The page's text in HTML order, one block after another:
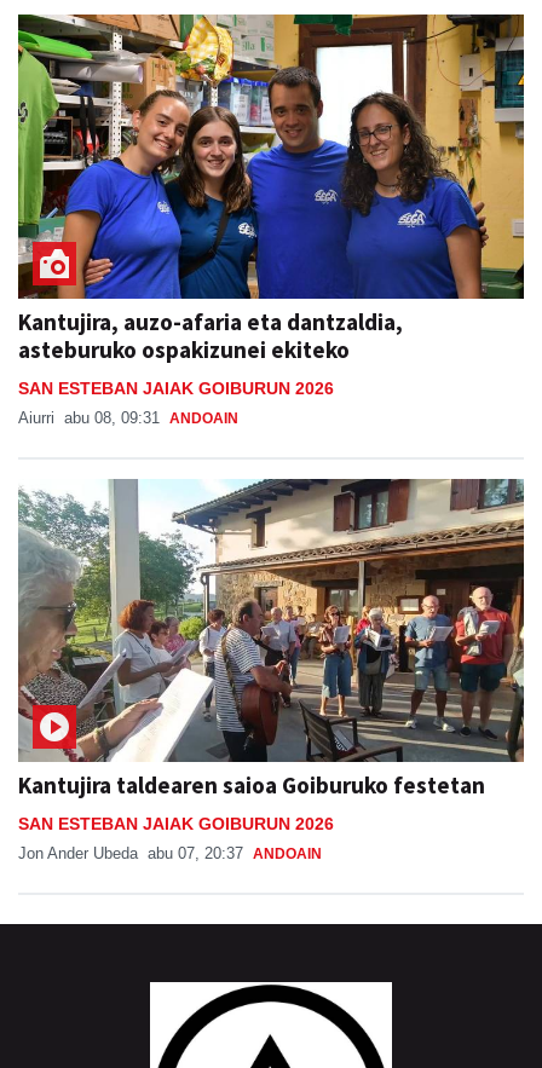
Kantujira, auzo-afaria eta dantzaldia,
asteburuko ospakizunei ekiteko
SAN ESTEBAN JAIAK GOIBURUN 2026
Aiurri abu 08, 09:31 ANDOAIN
Kantujira taldearen saioa Goiburuko festetan
SAN ESTEBAN JAIAK GOIBURUN 2026
Jon Ander Ubeda abu 07, 20:37 ANDOAIN